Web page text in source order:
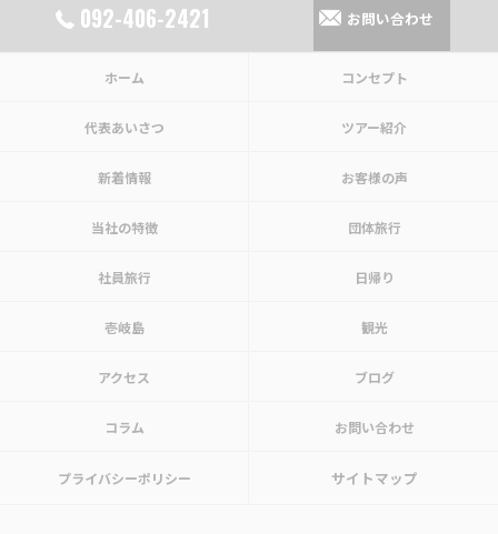
092-406-2421 お問い合わせ
ホーム コンセプト
代表あいさつ ツアー紹介
新着情報 お客様の声
当社の特徴 団体旅行
社員旅行 日帰り
壱岐島 観光
アクセス ブログ
コラム お問い合わせ
プライバシーポリシー サイトマップ